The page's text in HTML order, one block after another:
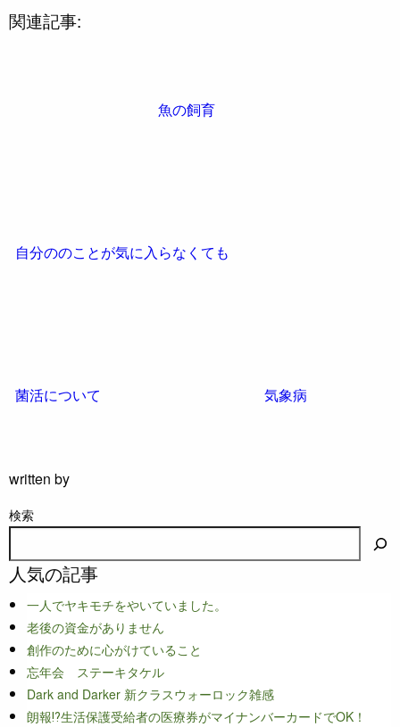
関連記事:
魚の飼育
自分ののことが気に入らなくても
菌活について 気象病
written by
検索
人気の記事
一人でヤキモチをやいていました。
老後の資金がありません
創作のために心がけていること
忘年会 ステーキタケル
Dark and Darker 新クラスウォーロック雑感
朗報⁉生活保護受給者の医療券がマイナンバーカードでOK！